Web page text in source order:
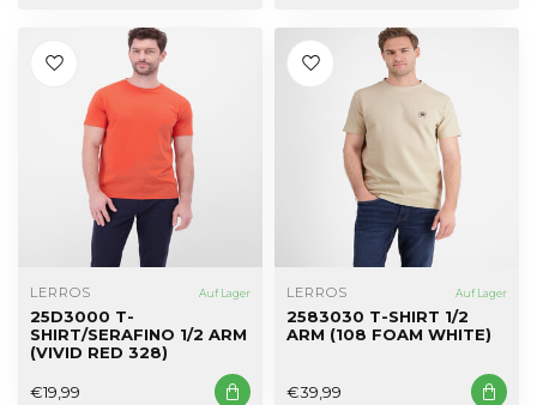
LERROS Auf Lager
25D3000 T-
SHIRT/SERAFINO 1/2 ARM
(VIVID RED 328)
€19,99
LERROS Auf Lager
2583030 T-SHIRT 1/2
ARM (108 FOAM WHITE)
€39,99